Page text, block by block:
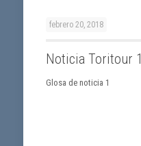
febrero 20, 2018
Noticia Toritour 1
Glosa de noticia 1